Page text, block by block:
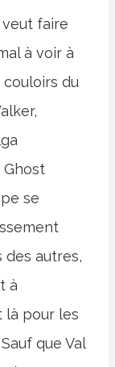
faire
à voir à
du
Ghost
se
des autres,
à
là pour les
que Val